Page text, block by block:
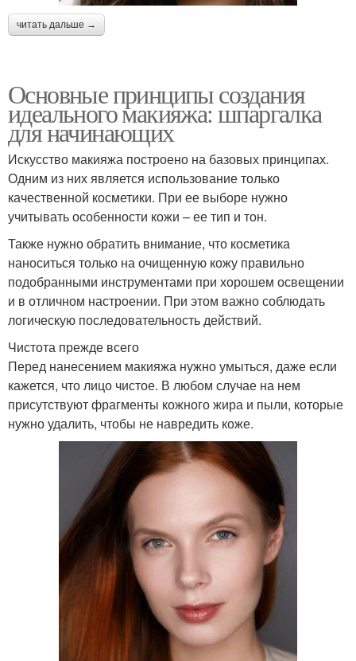
читать дальше →
Основные принципы создания
идеального макияжа: шпаргалка
для начинающих
Искусство макияжа построено на базовых принципах.
Одним из них является использование только
качественной косметики. При ее выборе нужно
учитывать особенности кожи – ее тип и тон.
Также нужно обратить внимание, что косметика
наноситься только на очищенную кожу правильно
подобранными инструментами при хорошем освещении
и в отличном настроении. При этом важно соблюдать
логическую последовательность действий.
Чистота прежде всего
Перед нанесением макияжа нужно умыться, даже если
кажется, что лицо чистое. В любом случае на нем
присутствуют фрагменты кожного жира и пыли, которые
нужно удалить, чтобы не навредить коже.